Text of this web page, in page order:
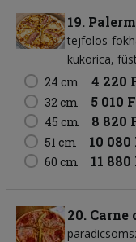
19.
tejfölös-
kukorica
24 cm
4 220
32 cm 5 010
45 cm 8 820
51 cm 10 080
60 cm 11 880
20. Carne